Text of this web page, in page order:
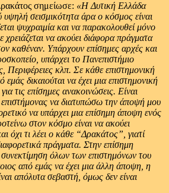
σημείωσε: «Η Δυτική Ελλάδα
υψηλή σεισμικότητα άρα ο κόσμος είναι
ψυχραιμία και να παρακολουθεί μόνο
χρειάζεται να ακούει διάφορα πράγματα
καθέναν. Υπάρχουν επίσημες αρχές και
υπάρχει το Πανεπιστήμιο
Περιφέρειες κλπ. Σε κάθε επιστημονική
δικαιούται να έχει μια επιστημονική
τις επίσημες ανακοινώσεις. Είναι
να διατυπώσω την άποψή μου
να υπάρχει μια επίσημη άποψη ενός
στον κόσμο είναι να ακούει
όχι τι λέει ο κάθε “Δρακάτος”, γιατί
πράγματα. Στην επίσημη
όλων των επιστημόνων του
από εμάς να έχει μια άλλη άποψη, η
απόλυτα σεβαστή, όμως δεν είναι